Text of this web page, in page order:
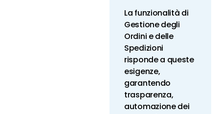
La funzionalità di
Gestione degli
Ordini e delle
Spedizioni
risponde a queste
esigenze,
garantendo
trasparenza,
automazione dei